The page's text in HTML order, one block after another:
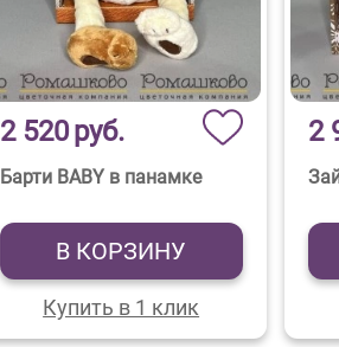
2 520руб.
Барти BABY в панамке
В КОРЗИНУ
Купить в 1 клик
2